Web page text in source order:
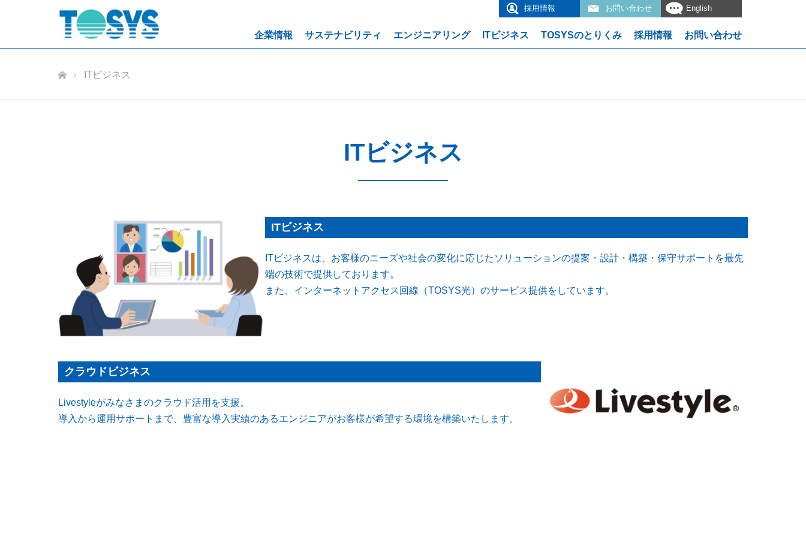
企業情報 サステナビリティ エンジニアリング ITビジネス TOSYSのとりくみ 採用情報 お問い合わせ
採用情報 お問い合わせ English
ITビジネス
ITビジネス
ITビジネス
ITビジネスは、お客様のニーズや社会の変化に応じたソリューションの提案・設計・構築・保守サポートを最先
端の技術で提供しております。
また、インターネットアクセス回線（TOSYS光）のサービス提供をしています。
クラウドビジネス
Livestyleがみなさまのクラウド活用を支援。
導入から運用サポートまで、豊富な導入実績のあるエンジニアがお客様が希望する環境を構築いたします。